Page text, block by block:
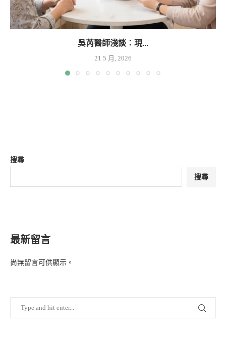
吳芮醫師淺談：現...
21 5 月, 2026
搜尋
搜尋
最新留言
尚無留言可供顯示。